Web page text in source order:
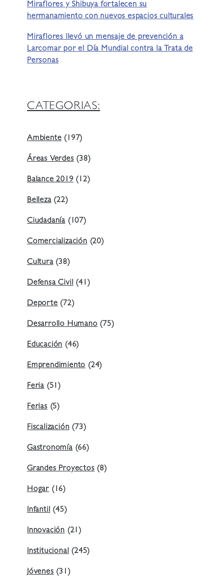
Miraflores y Shibuya fortalecen su
hermanamiento con nuevos espacios culturales
Miraflores llevó un mensaje de prevención a
Larcomar por el Día Mundial contra la Trata de
Personas
CATEGORIAS:
Ambiente (197)
Áreas Verdes (38)
Balance 2019 (12)
Belleza(22)
Ciudadanía (107)
Comercialización (20)
Cultura(38)
Defensa Civil (41)
Deporte (72)
Desarrollo Humano (75)
Educación (46)
Emprendimiento (24)
Feria (51)
Ferias (5)
Fiscalización (73)
Gastronomía(66)
Grandes Proyectos (8)
Hogar (16)
Infantil (45)
Innovación (21)
Institucional (245)
Jóvenes (31)